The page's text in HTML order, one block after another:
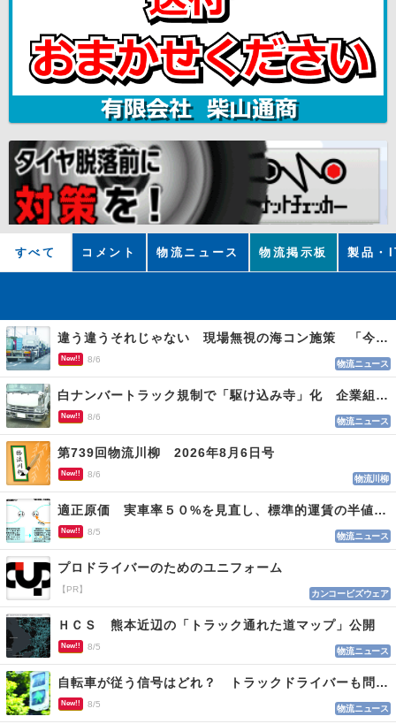
すべて コメント 物流ニュース 物流掲示板 製品・
違う違うそれじゃない 現場無視の海コン施策 「今でも平均２～３時間は待つ」
New!! 8/6 物流ニュース
白ナンバートラック規制で「駆け込み寺」化 企業組合が入会基準を見直しへ
New!! 8/6 物流ニュース
第739回物流川柳 2026年8月6日号
New!! 8/6 物流川柳
適正原価 実車率５０%を見直し、標準的運賃の半値の恐れも
New!! 8/5 物流ニュース
プロドライバーのためのユニフォーム
【PR】 カンコービズウェア
ＨＣＳ 熊本近辺の「トラック通れた道マップ」公開
New!! 8/5 物流ニュース
自転車が従う信号はどれ？ トラックドライバーも問われる認識
New!! 8/5 物流ニュース